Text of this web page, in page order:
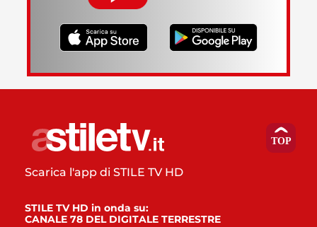
Scarica l'app di STILE TV HD
STILE TV HD in onda su:
CANALE 78 DEL DIGITALE TERRESTRE